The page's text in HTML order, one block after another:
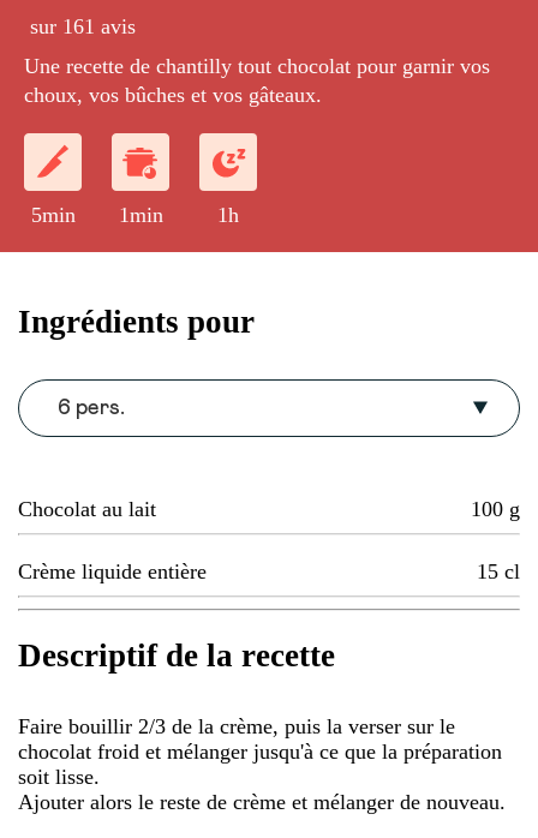
sur 161 avis
Une recette de chantilly tout chocolat pour garnir vos
choux, vos bûches et vos gâteaux.
5min 1min 1h
Ingrédients pour
6 pers.
Chocolat au lait 100 g
Crème liquide entière 15 cl
Descriptif de la recette
Faire bouillir 2/3 de la crème, puis la verser sur le
chocolat froid et mélanger jusqu'à ce que la préparation
soit lisse.
Ajouter alors le reste de crème et mélanger de nouveau.